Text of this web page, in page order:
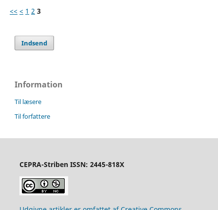
<< < 1 2 3
Indsend
Information
Til læsere
Til forfattere
CEPRA-Striben ISSN: 2445-818X